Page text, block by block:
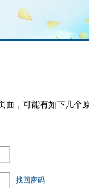
面，可能有如下几个
找回密码